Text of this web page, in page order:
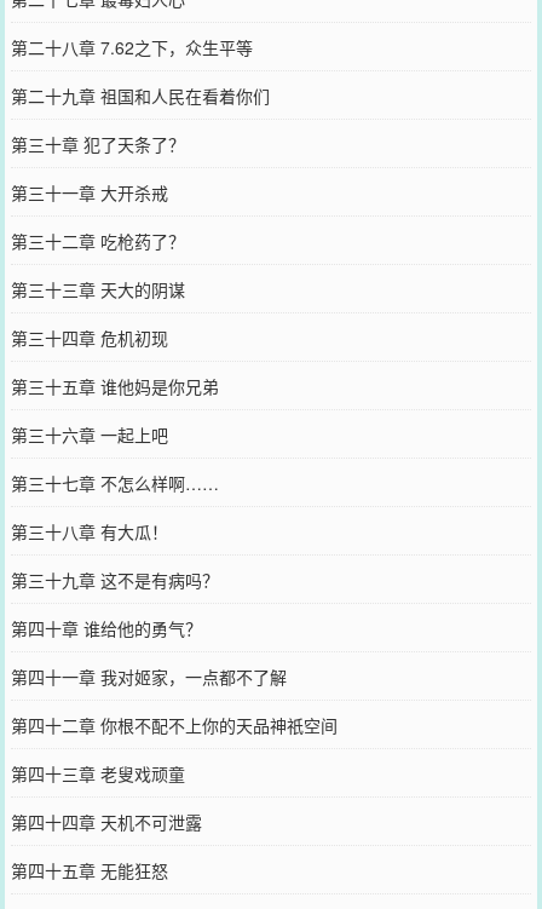
第二十八章 7.62之下，众生平等
第二十九章 祖国和人民在看着你们
第三十章 犯了天条了？
第三十一章 大开杀戒
第三十二章 吃枪药了？
第三十三章 天大的阴谋
第三十四章 危机初现
第三十五章 谁他妈是你兄弟
第三十六章 一起上吧
第三十七章 不怎么样啊……
第三十八章 有大瓜！
第三十九章 这不是有病吗？
第四十章 谁给他的勇气？
第四十一章 我对姬家，一点都不了解
第四十二章 你根不配不上你的天品神祇空间
第四十三章 老叟戏顽童
第四十四章 天机不可泄露
第四十五章 无能狂怒